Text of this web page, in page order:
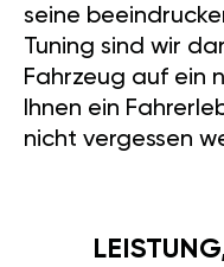
seine
Tuning sind wir
Fahrzeug auf ein
Ihnen ein
nicht vergessen